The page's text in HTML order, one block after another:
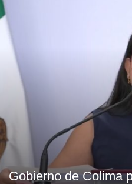
Gobierno de Colima